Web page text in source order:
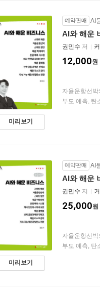
미리보기
예약판매 AI
AI와 해운
권민수 저
12,000원
자율운항선
부도 예측, 탄
미리보기
예약판매 AI
AI와 해운
권민수 저
25,000원
자율운항선
부도 예측, 탄